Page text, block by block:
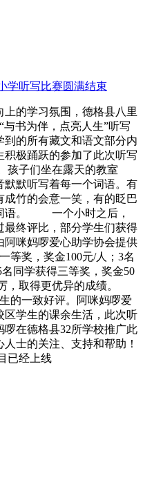
听写比赛圆满结束
的学习氛围，德格县八里
书为伴，点亮人生”听写
的所有藏文和语文部分内
极踊跃的参加了此次听写
子们坐在露天的教室
默听写着每一个词语。有
竹的会意一笑，有的眨巴
语。 一个小时之后，
最终评比，部分学生们获得
阿咪妈啰爱心助学协会提供
等奖，奖金100元/人；3名
同学获得三等奖，奖金50
，取得更优异的成绩。
的一致好评。阿咪妈啰爱
学生的课余生活，此次听
在德格县32所学校推广此
士的关注、支持和帮助！
已经上线